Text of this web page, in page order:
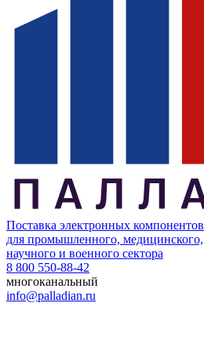
Поставка электронных компонентов
для промышленного, медицинского,
научного и военного сектора
8 800 550-88-42
многоканальный
info@palladian.ru